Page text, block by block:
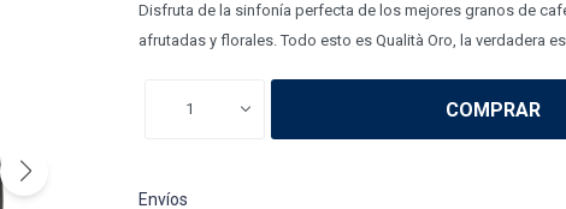
Disfruta de la sinfonía perfecta de los mejores granos de
afrutadas y florales. Todo esto es Qualità Oro, la verdadera
1 COMPRAR
Envíos